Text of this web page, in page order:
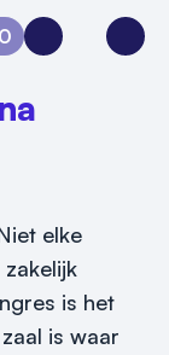
0
0
Inloggen
elke
is het
is waar